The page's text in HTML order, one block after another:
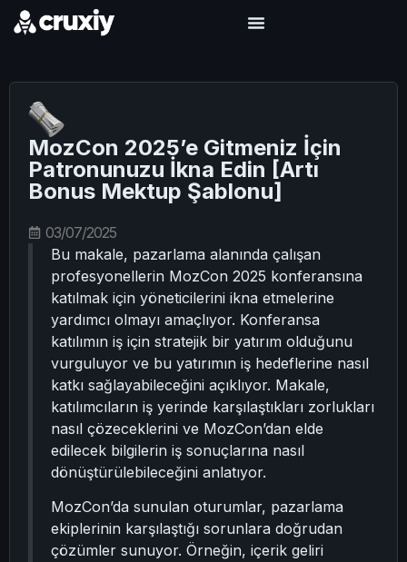
MozCon 2025’e Gitmeniz İçin
Patronunuzu İkna Edin [Artı
Bonus Mektup Şablonu]
03/07/2025
Bu makale, pazarlama alanında çalışan
profesyonellerin MozCon 2025 konferansına
katılmak için yöneticilerini ikna etmelerine
yardımcı olmayı amaçlıyor. Konferansa
katılımın iş için stratejik bir yatırım olduğunu
vurguluyor ve bu yatırımın iş hedeflerine nasıl
katkı sağlayabileceğini açıklıyor. Makale,
katılımcıların iş yerinde karşılaştıkları zorlukları
nasıl çözeceklerini ve MozCon’dan elde
edilecek bilgilerin iş sonuçlarına nasıl
dönüştürülebileceğini anlatıyor.
MozCon’da sunulan oturumlar, pazarlama
ekiplerinin karşılaştığı sorunlara doğrudan
çözümler sunuyor. Örneğin, içerik geliri